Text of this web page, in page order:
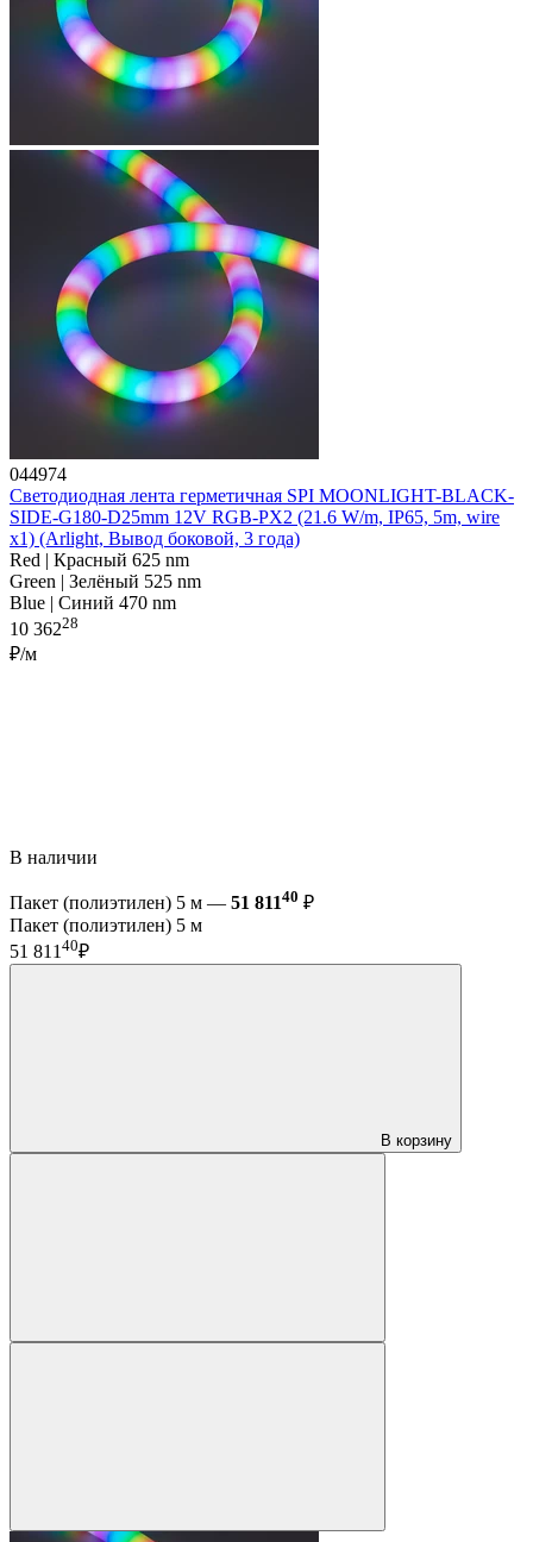
044974
Светодиодная лента герметичная SPI MOONLIGHT-BLACK-
SIDE-G180-D25mm 12V RGB-PX2 (21.6 W/m, IP65, 5m, wire
x1) (Arlight, Вывод боковой, 3 года)
Red | Красный 625 nm
Green | Зелёный 525 nm
Blue | Синий 470 nm
10 36228
₽/м
В наличии
Пакет (полиэтилен) 5 м — 51 81140 ₽
Пакет (полиэтилен) 5 м
51 81140₽
В корзину